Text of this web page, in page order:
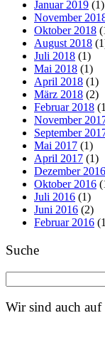
Januar 2019 (1)
November
Oktober 2018
August 2018
Juli 2018 (1)
Mai 2018 (1)
April 2018 (1)
März 2018 (2)
Februar 2018
November
September
Mai 2017 (1)
April 2017 (1)
Dezember 2016
Oktober 2016
Juli 2016 (1)
Juni 2016 (2)
Februar 2016
Suche
nach:
Wir sind auch